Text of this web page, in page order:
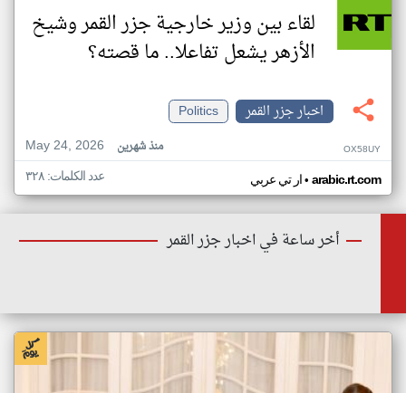
لقاء بين وزير خارجية جزر القمر وشيخ
الأزهر يشعل تفاعلا.. ما قصته؟
اخبار جزر القمر
Politics
May 24, 2026
منذ شهرين OX58UY
ار تي عربي• arabic.rt.com عدد الكلمات: ٣٢٨
أخر ساعة في اخبار جزر القمر